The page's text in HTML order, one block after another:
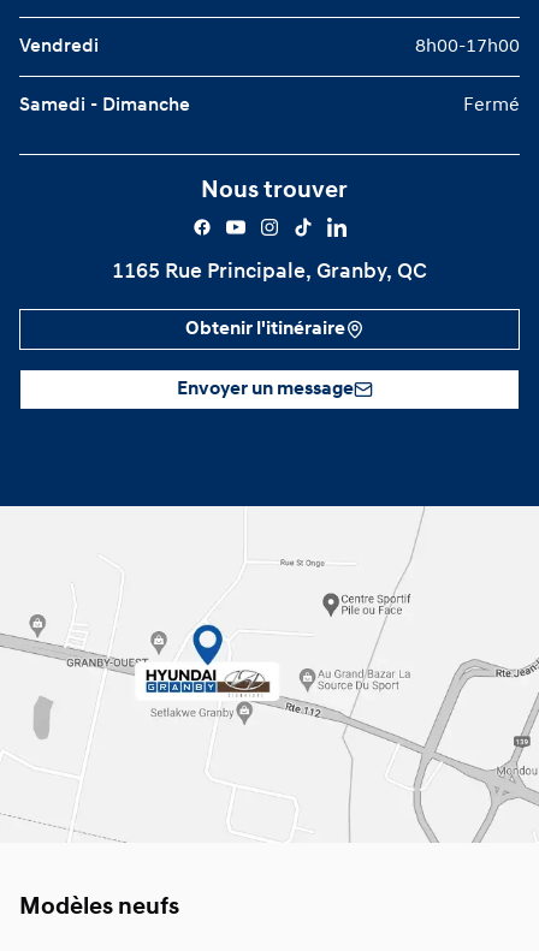
Vendredi 8h00-17h00
Samedi - Dimanche Fermé
Nous trouver
1165 Rue Principale, Granby, QC
Obtenir l'itinéraire
Envoyer un message
Modèles neufs